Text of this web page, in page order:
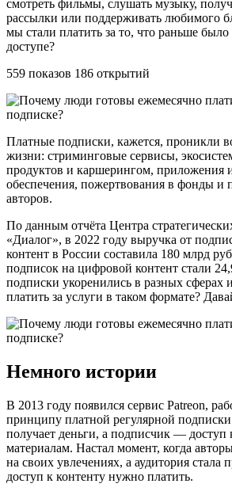
смотреть фильмы, слушать музыку,
рассылки или поддерживать любимого
мы стали платить за то, что раньше
доступе?
559 показов 186 открытий
Платные подписки, кажется, проникли
жизни: стриминговые сервисы,
продуктов и каршерингом, приложения
обеспечения, пожертвования в фонды
авторов.
По данным отчёта Центра
«Диалог», в 2022 году выручка от
контент в России составила 180 млрд
подписок на цифровой контент стали
подписки укоренились в разных
платить за услуги в таком формате?
Немного истории
В 2013 году появился сервис Patreon,
принципу платной регулярной подписки:
получает деньги, а подписчик —
материалам. Настал момент, когда
на своих увлечениях, а аудитория стала
доступ к контенту нужно платить.